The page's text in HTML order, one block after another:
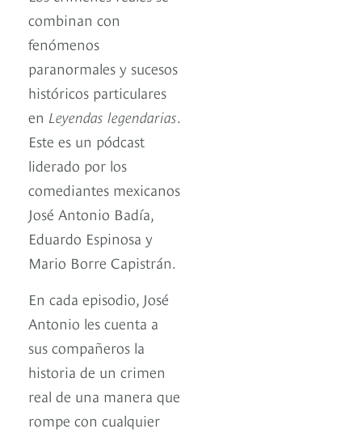
combinan con
fenómenos
paranormales y sucesos
históricos particulares
en Leyendas legendarias.
Este es un pódcast
liderado por los
comediantes mexicanos
José Antonio Badía,
Eduardo Espinosa y
Mario Borre Capistrán.
En cada episodio, José
Antonio les cuenta a
sus compañeros la
historia de un crimen
real de una manera que
rompe con cualquier